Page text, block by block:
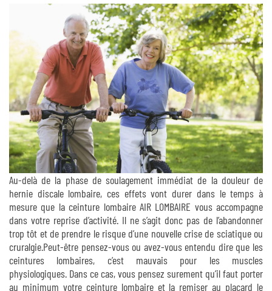
Au-delà de la phase de soulagement immédiat de la douleur de
hernie discale lombaire, ces effets vont durer dans le temps à
mesure que la ceinture lombaire AIR LOMBAIRE vous accompagne
dans votre reprise d’activité. Il ne s’agit donc pas de l’abandonner
trop tôt et de prendre le risque d’une nouvelle crise de sciatique ou
cruralgie.Peut-être pensez-vous ou avez-vous entendu dire que les
ceintures lombaires, c’est mauvais pour les muscles
physiologiques. Dans ce cas, vous pensez surement qu’il faut porter
au minimum votre ceinture lombaire et la remiser au placard le